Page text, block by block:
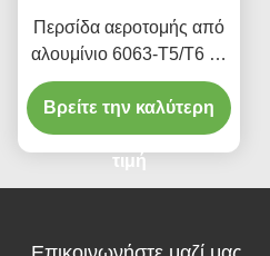
Περσίδα αεροτομής από
αλουμίνιο 6063-T5/T6 με
φινίρισμα υφής ξύλου,
πλάτους 100mm έως
600mm για αρχιτεκτονικές
προσόψεις
Βρείτε την καλύτερη
τιμή